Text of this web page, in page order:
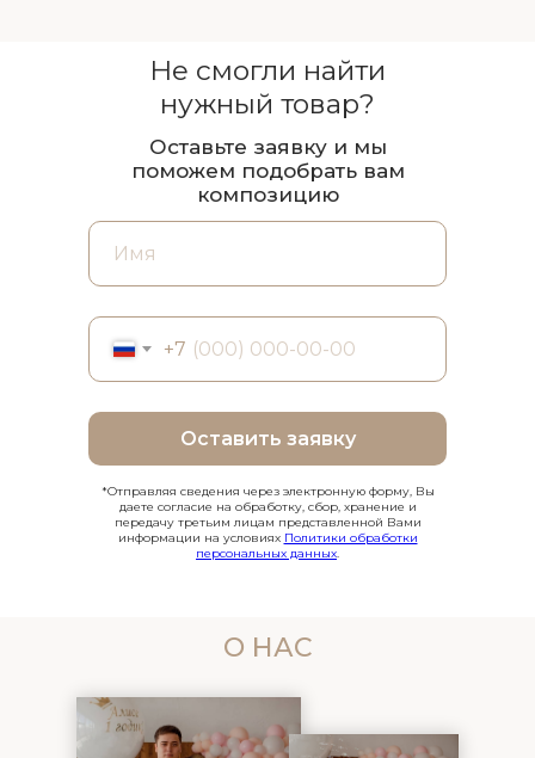
+7
Оставить заявку
Не смогли найти
нужный товар?
Оставьте заявку и мы
поможем подобрать вам
композицию
*Отправляя сведения через электронную форму, Вы
даете согласие на обработку, сбор, хранение и
передачу третьим лицам представленной Вами
информации на условиях Политики обработки
персональных данных.
О НАС